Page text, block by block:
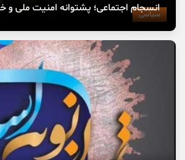
سیاسی
انسجام اجتماعی؛ پشتوانه امنیت ملی و